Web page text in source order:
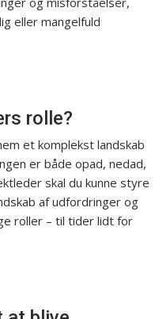
eller mangelfuld
rolle?
et komplekst landskab
er både opad, nedad,
skal du kunne styre
af udfordringer og
roller – til tider lidt for